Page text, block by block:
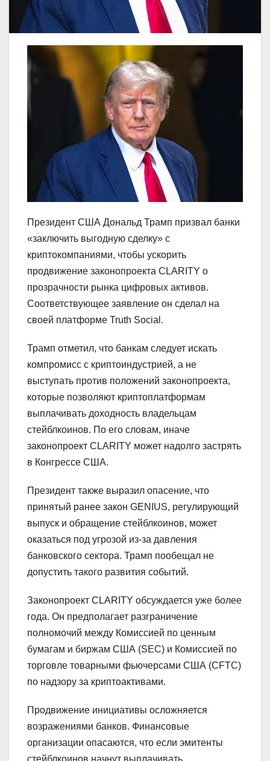
Президент США Дональд Трамп призвал банки
«заключить выгодную сделку» с
криптокомпаниями, чтобы ускорить
продвижение законопроекта CLARITY о
прозрачности рынка цифровых активов.
Соответствующее заявление он сделал на
своей платформе Truth Social.
Трамп отметил, что банкам следует искать
компромисс с криптоиндустрией, а не
выступать против положений законопроекта,
которые позволяют криптоплатформам
выплачивать доходность владельцам
стейблкоинов. По его словам, иначе
законопроект CLARITY может надолго застрять
в Конгрессе США.
Президент также выразил опасение, что
принятый ранее закон GENIUS, регулирующий
выпуск и обращение стейблкоинов, может
оказаться под угрозой из-за давления
банковского сектора. Трамп пообещал не
допустить такого развития событий.
Законопроект CLARITY обсуждается уже более
года. Он предполагает разграничение
полномочий между Комиссией по ценным
бумагам и биржам США (SEC) и Комиссией по
торговле товарными фьючерсами США (CFTC)
по надзору за криптоактивами.
Продвижение инициативы осложняется
возражениями банков. Финансовые
организации опасаются, что если эмитенты